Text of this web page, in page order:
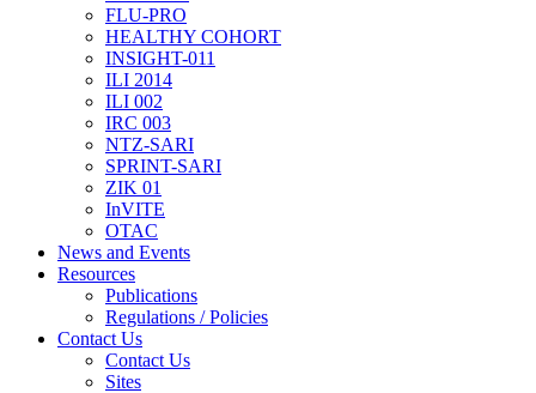
FLU-PRO
HEALTHY COHORT
INSIGHT-011
ILI 2014
ILI 002
IRC 003
NTZ-SARI
SPRINT-SARI
ZIK 01
InVITE
OTAC
News and Events
Resources
Publications
Regulations / Policies
Contact Us
Contact Us
Sites